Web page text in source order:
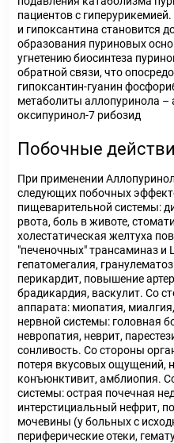
пациентов с
и гипоксантина становится
образования пуриновых
угнетению биосинтеза
обратной связи, что
гипоксантин-гуанин
метаболиты аллопуринола –
оксипуринол-7 рибозид
Побочные
При применении
следующих побочных
пищеварительной системы:
рвота, боль в животе,
холестатическая желтуха
"печеночных" трансаминаз и
гепатомегалия,
перикардит, повышение
брадикардия, васкулит. Со
аппарата: миопатия,
нервной системы: головная
невропатия, неврит,
сонливость. Со стороны
потеря вкусовых ощущений,
конъюнктивит, амблиопия.
системы: острая почечная
интерстициальный нефрит,
мочевины (у больных с
периферические отеки,